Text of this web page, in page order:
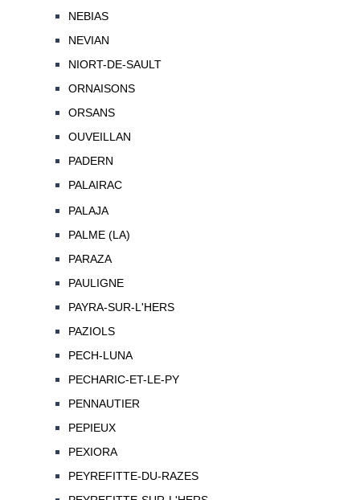
NEBIAS
NEVIAN
NIORT-DE-SAULT
ORNAISONS
ORSANS
OUVEILLAN
PADERN
PALAIRAC
PALAJA
PALME (LA)
PARAZA
PAULIGNE
PAYRA-SUR-L'HERS
PAZIOLS
PECH-LUNA
PECHARIC-ET-LE-PY
PENNAUTIER
PEPIEUX
PEXIORA
PEYREFITTE-DU-RAZES